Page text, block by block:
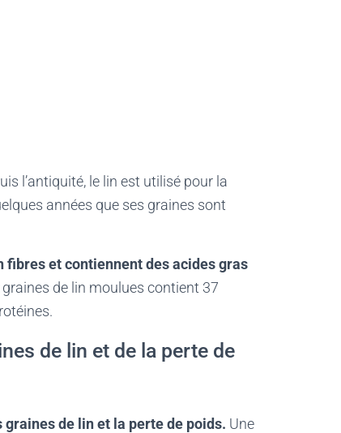
l’antiquité, le lin est utilisé pour la
années que ses graines sont
fibres et contiennent des acides gras
de lin moulues contient 37
de lin et de la perte de
de lin et la perte de poids. Une